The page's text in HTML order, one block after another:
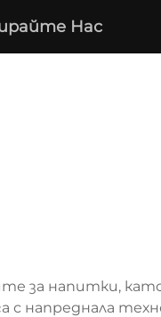
Нас
за напитки,
с напреднала